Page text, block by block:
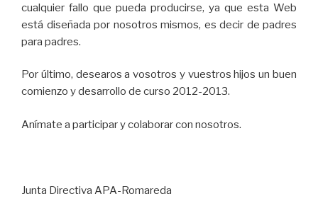
cualquier fallo que pueda producirse, ya que esta Web
está diseñada por nosotros mismos, es decir de padres
para padres.
Por último, desearos a vosotros y vuestros hijos un buen
comienzo y desarrollo de curso 2012-2013.
Anímate a participar y colaborar con nosotros.
Junta Directiva APA-Romareda